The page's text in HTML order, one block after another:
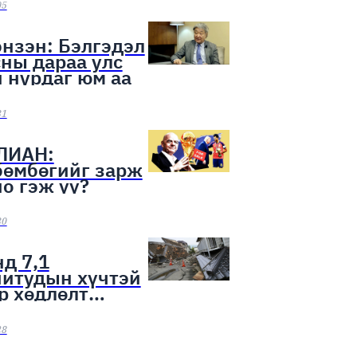
Бэлгэдэл
дараа улс
нурдаг юм аа
зарж
гэж үү?
7,1
хүчтэй
хөдлөлт